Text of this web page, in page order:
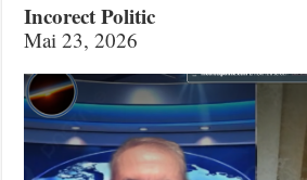
Incorect Politic
Mai 23, 2026